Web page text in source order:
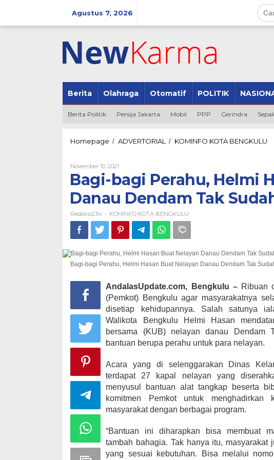
Agustus 7, 2026
Berita Olahraga Otomatif POLITIK
Berita Politik Persija Jakarta Mobil PPP Gerindra
Homepage / ADVERTORIAL / KOMINFO KOTA BENGKULU
November 10, 2021
Redaksi234
Bagi-bagi Perahu, Helmi
Danau Dendam Tak
Redaksi234 - KOMINFO KOTA BENGKULU
Bagi-bagi Perahu, Helmi Hasan Buat Nelayan Danau Dendam Tak
AndalasUpdate.com, Bengkulu – Ribuan
(Pemkot) Bengkulu agar masyarakatnya
disetiap kehidupannya. Salah satunya
Walikota Bengkulu Helmi Hasan
bersama (KUB) nelayan danau Dendam
bantuan berupa perahu untuk para nelayan.
Acara yang di selenggarakan Dinas
terdapat 27 kapal nelayan yang
menyusul bantuan alat tangkap beserta
komitmen Pemkot untuk menghadirkan
masyarakat dengan berbagai program.
“Bantuan ini diharapkan bisa membuat
tambah bahagia. Tak hanya itu, masyarakat
yang sesuai kebutuhan. Bisa melalui
Kabupaten Kaur
desa Satu Ambulans
Di KOMINFO KOTA BENGKULU,
POLITIK
November 1, 2020